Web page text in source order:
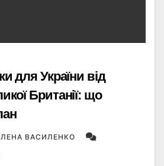
для України від
Британії: що
ВАСИЛЕНКО